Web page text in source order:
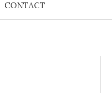
CONTACT